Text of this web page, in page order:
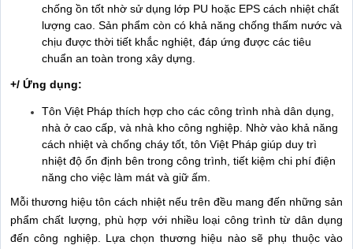
chống ồn tốt nhờ sử dụng lớp PU hoặc EPS cách nhiệt chất
lượng cao. Sản phẩm còn có khả năng chống thấm nước và
chịu được thời tiết khắc nghiệt, đáp ứng được các tiêu
chuẩn an toàn trong xây dựng.
+/ Ứng dụng:
Tôn Việt Pháp thích hợp cho các công trình nhà dân dụng,
nhà ở cao cấp, và nhà kho công nghiệp. Nhờ vào khả năng
cách nhiệt và chống cháy tốt, tôn Việt Pháp giúp duy trì
nhiệt độ ổn định bên trong công trình, tiết kiệm chi phí điện
năng cho việc làm mát và giữ ấm.
Mỗi thương hiệu tôn cách nhiệt nếu trên đều mang đến những sản
phẩm chất lượng, phù hợp với nhiều loại công trình từ dân dụng
đến công nghiệp. Lựa chọn thương hiệu nào sẽ phụ thuộc vào